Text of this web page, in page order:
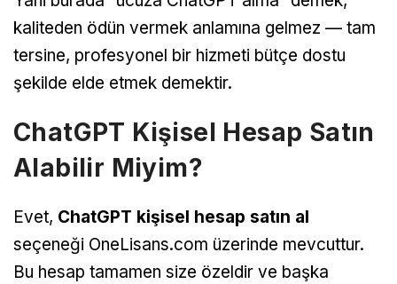
kaliteden ödün vermek anlamına gelmez — tam
tersine, profesyonel bir hizmeti bütçe dostu
şekilde elde etmek demektir.
ChatGPT Kişisel Hesap Satın
Alabilir Miyim?
Evet, ChatGPT kişisel hesap satın al
seçeneği OneLisans.com üzerinde mevcuttur.
Bu hesap tamamen size özeldir ve başka